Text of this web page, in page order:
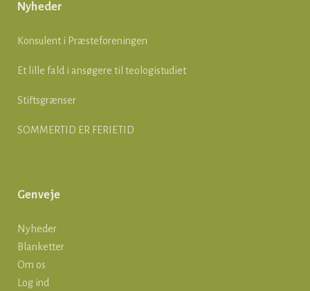
Nyheder
Konsulent i Præsteforeningen
Et lille fald i ansøgere til teologistudiet
Stiftsgrænser
SOMMERTID ER FERIETID
Genveje
Nyheder
Blanketter
Om os
Log ind